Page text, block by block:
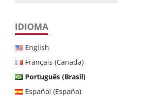
IDIOMA
English
Français (Canada)
Português (Brasil)
Español (España)